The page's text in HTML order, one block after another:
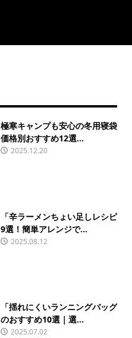
極寒キャンプも安心の冬用寝袋
価格別おすすめ12選...
2025.12.20
「辛ラーメンちょい足しレシピ
9選！簡単アレンジで...
2025.08.12
「揺れにくいランニングバッグ
のおすすめ10選｜選...
2025.07.02